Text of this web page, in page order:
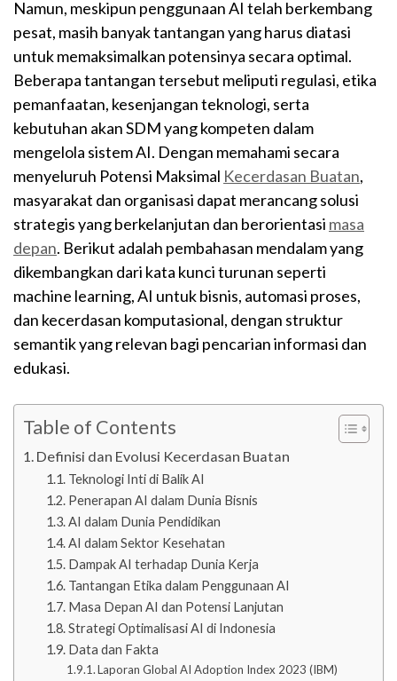
Namun, meskipun penggunaan AI telah berkembang
pesat, masih banyak tantangan yang harus diatasi
untuk memaksimalkan potensinya secara optimal.
Beberapa tantangan tersebut meliputi regulasi, etika
pemanfaatan, kesenjangan teknologi, serta
kebutuhan akan SDM yang kompeten dalam
mengelola sistem AI. Dengan memahami secara
menyeluruh Potensi Maksimal Kecerdasan Buatan,
masyarakat dan organisasi dapat merancang solusi
strategis yang berkelanjutan dan berorientasi masa
depan. Berikut adalah pembahasan mendalam yang
dikembangkan dari kata kunci turunan seperti
machine learning, AI untuk bisnis, automasi proses,
dan kecerdasan komputasional, dengan struktur
semantik yang relevan bagi pencarian informasi dan
edukasi.
Table of Contents
Definisi dan Evolusi Kecerdasan Buatan
Teknologi Inti di Balik AI
Penerapan AI dalam Dunia Bisnis
AI dalam Dunia Pendidikan
AI dalam Sektor Kesehatan
Dampak AI terhadap Dunia Kerja
Tantangan Etika dalam Penggunaan AI
Masa Depan AI dan Potensi Lanjutan
Strategi Optimalisasi AI di Indonesia
Data dan Fakta
Laporan Global AI Adoption Index 2023 (IBM)